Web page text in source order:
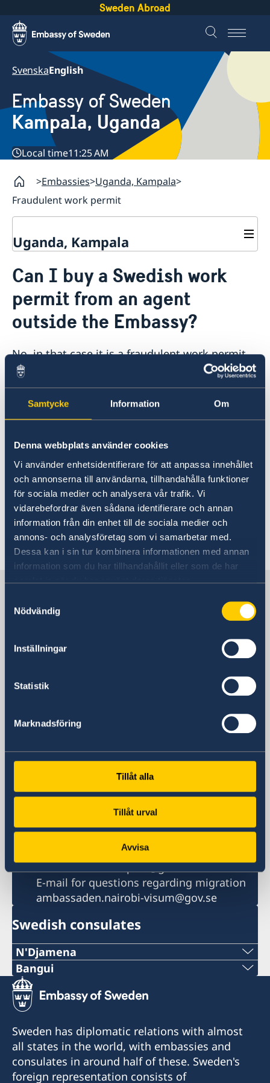
Samtycke Information Om
Denna webbplats använder cookies
Vi använder enhetsidentifierare för att anpassa innehållet
och annonserna till användarna, tillhandahålla funktioner
för sociala medier och analysera vår trafik. Vi
vidarebefordrar även sådana identifierare och annan
information från din enhet till de sociala medier och
annons- och analysföretag som vi samarbetar med.
Dessa kan i sin tur kombinera informationen med annan
information som du har tillhandahållit eller som de har
samlat in när du har använt deras tjänster.
Nödvändig
Inställningar
Statistik
Marknadsföring
Tillåt alla
Tillåt urval
Avvisa
Sweden Abroad
SvenskaEnglish
Embassy of Sweden
Kampala, Uganda
Local time11:25 AM
Embassies Uganda, Kampala
Fraudulent work permit
Uganda, Kampala
About us
Migration and Consular fees
Procurement
Questions and Answers in relation to Procurement
Vacancies
Embassy staff
Current
News
Can I buy a Swedish work
permit from an agent
outside the Embassy?
No, in that case it is a fraudulent work permit.
If you have paid a "fee" to someone outside the
Embassy in order to get a Swedish work permit
you need to file a report with the Police.
To apply for work and a work permit in Sweden
please follow the below links for more
information:
www.work.sweden.se
www.migrationsverket.se
Last updated 19 Nov 2017, 2.39 PM
Sweden in Uganda
Visiting address
P.O. Box 22669
Uganda
Visiting address
Kampala
Phone
+256 417 700 800
Fax
+256 417 700 801
ambassaden.kampala@gov.se
E-mail for questions regarding migration
ambassaden.nairobi-visum@gov.se
Swedish consulates
N'Djamena
Telephone 1:
+235 63 74 88 49
+235 66 30 67 41
E-mail:
Bangui
Telephone:
+236-75510494
E-mail:
c.mararv@gmail.com
Sweden has diplomatic relations with almost
all states in the world, with embassies and
consulates in around half of these. Sweden's
foreign representation consists of